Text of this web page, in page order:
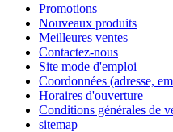
Promotions
Nouveaux produits
Meilleures ventes
Contactez-nous
Site mode d'emploi
Coordonnées (adresse,
Horaires d'ouverture
Conditions générales de
sitemap